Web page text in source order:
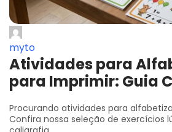
myto
Atividades para
para Imprimir: Guia
Procurando atividades para
Confira nossa seleção de exercícios